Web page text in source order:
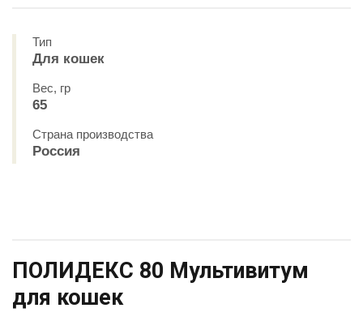
Тип
Для кошек
Вес, гр
65
Страна производства
Россия
ПОЛИДЕКС 80 Мультивитум
для кошек